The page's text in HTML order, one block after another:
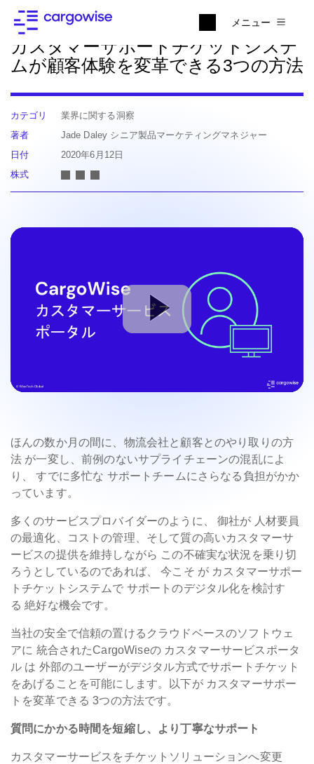
メニュー
ニュースに戻る
カスタマーサポートチケットシステ
ムが顧客体験を変革できる3つの方法
カテゴリ
業界に関する洞察
著者
Jade Daley シニア製品マーケティングマネジャー
日付
2020年6月12日
株式
ほんの数か月の間に、物流会社と顧客とのやり取りの方
法 が一変し、前例のないサプライチェーンの混乱によ
り、すでに多忙な サポートチームにさらなる負担がかか
っています。
多くのサービスプロバイダーのように、御社が 人材要員
の最適化、コストの管理、そして質の高いカスタマーサ
ービスの提供を維持しながら この不確実な状況を乗り切
ろうとしているのであれば、今こそ が カスタマーサポー
トチケットシステムで サポートのデジタル化を検討す
る絶好な機会です。
当社の安全で信頼の置けるクラウドベースのソフトウェ
アに 統合されたCargoWiseのカスタマーサービスポータ
ル は 外部のユーザーがデジタル方式でサポートチケット
をあげることを可能にします。以下が カスタマーサポー
トを変革できる 3つの方法です。
質問にかかる時間を短縮し、より丁寧なサポート
カスタマーサービスをチケットソリューションへ変更